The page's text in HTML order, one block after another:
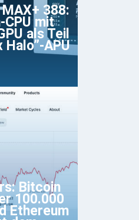
388:
CPU mit
als Teil
Halo”-APU
Bitcoin
100.000
Ethereum